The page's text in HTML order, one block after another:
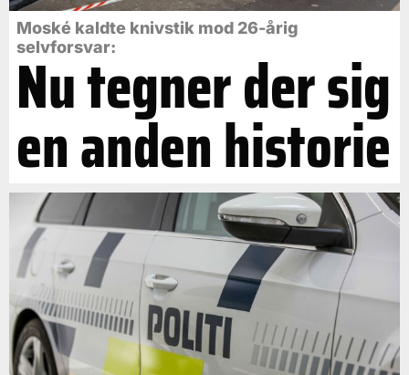
Moské kaldte knivstik mod 26-årig
selvforsvar:
Nu tegner der sig
en anden historie